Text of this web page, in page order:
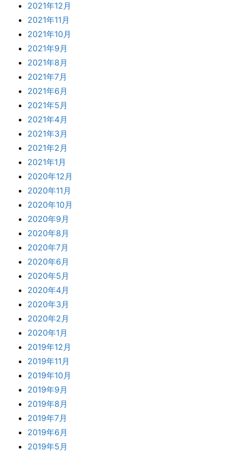
2021年12月
2021年11月
2021年10月
2021年9月
2021年8月
2021年7月
2021年6月
2021年5月
2021年4月
2021年3月
2021年2月
2021年1月
2020年12月
2020年11月
2020年10月
2020年9月
2020年8月
2020年7月
2020年6月
2020年5月
2020年4月
2020年3月
2020年2月
2020年1月
2019年12月
2019年11月
2019年10月
2019年9月
2019年8月
2019年7月
2019年6月
2019年5月